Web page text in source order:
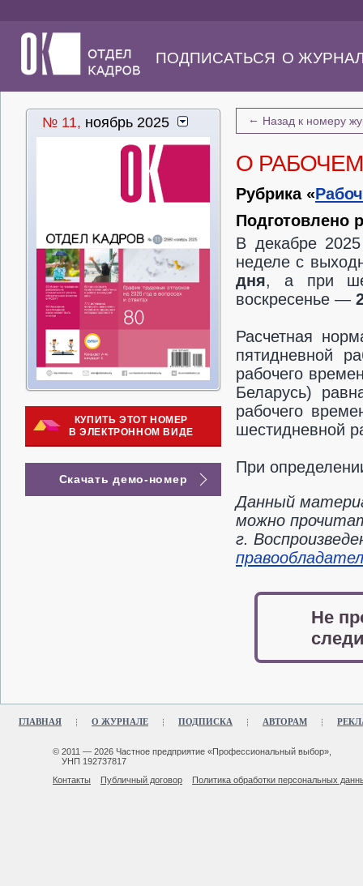
ПОДПИСАТЬСЯ О
№ 11, ноябрь 2025
КУПИТЬ ЭТОТ НОМЕР
В ЭЛЕКТРОННОМ ВИДЕ
Скачать демо-номер
← Назад к номеру
О
Рубрика «
Подготовлено
В декабре
неделе с
дня, а при
воскресенье —
Расчетная
пятидневной
рабочего
Беларусь)
рабочего
шестидневной
При
Данный
можно
г.
Не
ГЛАВНАЯ О ЖУРНАЛЕ ПОДПИСКА АВТОРАМ
© 2011 — 2026 Частное предприятие «Профессиональный выбор»,
УНП 192737817
Контакты
Публичный договор Политика обработки персональных